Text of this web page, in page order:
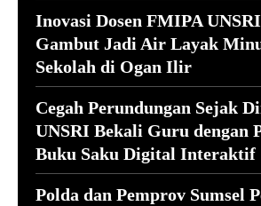
Inovasi Dosen FMIPA
Gambut Jadi Air Layak
Sekolah di Ogan Ilir
Cegah Perundungan Sejak
UNSRI Bekali Guru dengan
Buku Saku Digital Interaktif
Polda dan Pemprov Sumsel